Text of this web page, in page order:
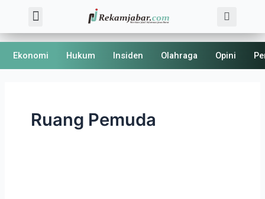
content
Menu
Ekonomi Hukum Insiden Olahraga Opini
Ruang Pemuda
pagination